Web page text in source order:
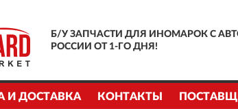
Б/У ЗАПЧАСТИ ДЛЯ ИНОМАРОК С
РОССИИ ОТ 1-ГО ДНЯ!
И ДОСТАВКА КОНТАКТЫ